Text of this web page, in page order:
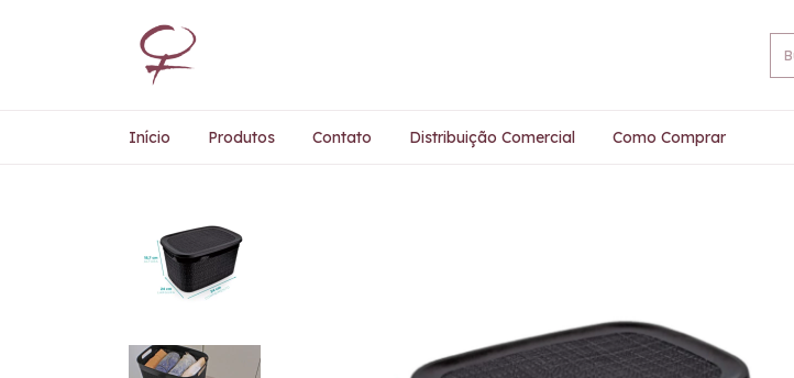
Início Produtos Contato Distribuição Comercial Como Comprar